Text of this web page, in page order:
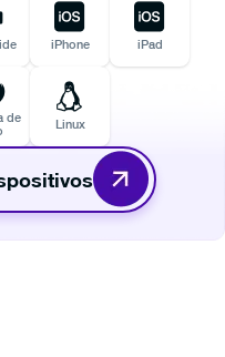
iPhone iPad
de
Linux